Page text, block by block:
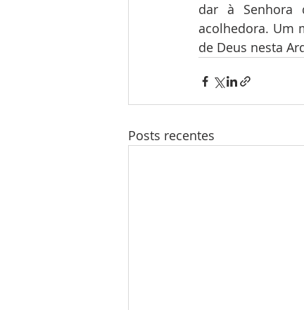
dar à Senhora
acolhedora. Um
de Deus nesta
Posts recentes